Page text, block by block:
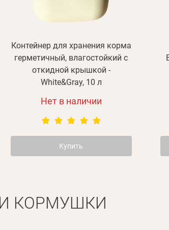
Контейнер для хранения корма
герметичный, влагостойкий с
откидной крышкой -
White&Gray, 10 л
Нет в наличии
Купить
КОРМУШКИ